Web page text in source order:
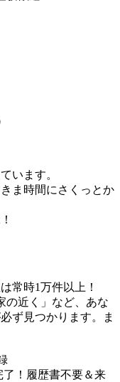
います。
ま時間にさくっとか
常時1万件以上！
の近く」など、あな
ず見つかります。ま
了！履歴書不要＆来